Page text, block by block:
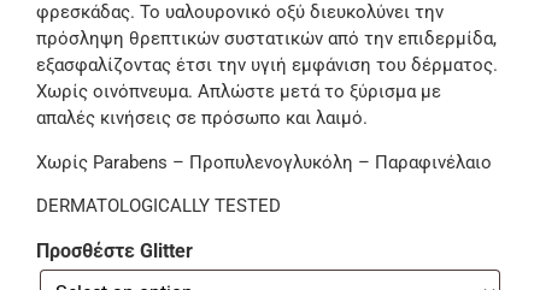
φρεσκάδας. Το υαλουρονικό οξύ διευκολύνει την
πρόσληψη θρεπτικών συστατικών από την επιδερμίδα,
εξασφαλίζοντας έτσι την υγιή εμφάνιση του δέρματος.
Χωρίς οινόπνευμα. Απλώστε μετά το ξύρισμα με
απαλές κινήσεις σε πρόσωπο και λαιμό.
Χωρίς Parabens – Προπυλενογλυκόλη – Παραφινέλαιο
DERMATOLOGICALLY TESTED
Προσθέστε Glitter